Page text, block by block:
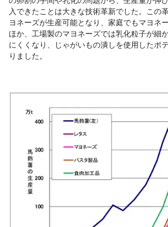
入できたことは大きな技術革新でした。この
ヨネーズが生産可能となり、家庭でもマヨネ
ほか、工場製のマヨネーズでは乳化粒子が細
にくくなり、じゃがいもの潰しを使用したポ
りました。